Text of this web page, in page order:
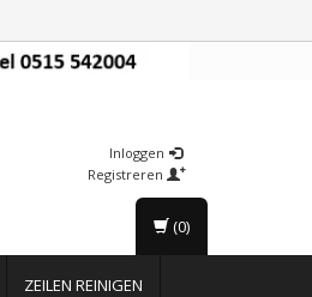
Inloggen
Registreren
ZEILEN REINIGEN
(0)